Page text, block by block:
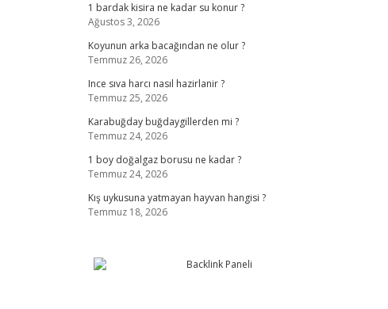
1 bardak kisira ne kadar su konur ?
Ağustos 3, 2026
Koyunun arka bacağından ne olur ?
Temmuz 26, 2026
Ince sıva harcı nasıl hazirlanir ?
Temmuz 25, 2026
Karabuğday buğdaygillerden mi ?
Temmuz 24, 2026
1 boy doğalgaz borusu ne kadar ?
Temmuz 24, 2026
Kış uykusuna yatmayan hayvan hangisi ?
Temmuz 18, 2026